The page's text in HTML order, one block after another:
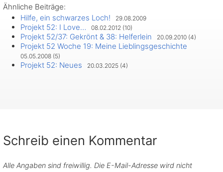
teilen
teilen
Ähnliche Beiträge:
Hilfe, ein schwarzes Loch!
29.08.2009
Projekt 52: I Love… 08.02.2012 (10)
Projekt 52/37: Gekrönt & 38: Helferlein 20.09.2010 (4)
Projekt 52 Woche 19: Meine Lieblingsgeschichte
05.05.2008 (5)
Projekt 52: Neues 20.03.2025 (4)
Schreib einen Kommentar
Alle Angaben sind freiwillig. Die E-Mail-Adresse wird nicht